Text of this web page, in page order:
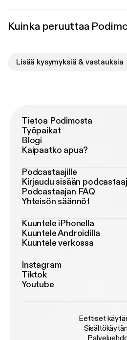
Kuinka peruuttaa
Lisää kysymyksiä & vastauksia
Tietoa Podimosta
Työpaikat
Blogi
Kaipaatko apua?
Podcastaajille
Kirjaudu sisään
Podcastaajan FAQ
Yhteisön säännöt
Kuuntele iPhonella
Kuuntele Androidilla
Kuuntele verkossa
Instagram
Tiktok
Youtube
Eettiset